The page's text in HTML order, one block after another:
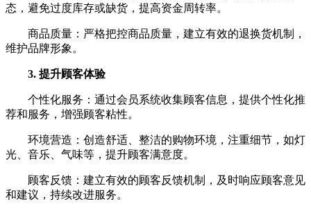
态，避免过度库存或缺货，提高资金周转率。
商品质量：严格把控商品质量，建立有效的退换货机制，
维护品牌形象。
3. 提升顾客体验
个性化服务：通过会员系统收集顾客信息，提供个性化推
荐和服务，增强顾客粘性。
环境营造：创造舒适、整洁的购物环境，注重细节，如灯
光、音乐、气味等，提升顾客满意度。
顾客反馈：建立有效的顾客反馈机制，及时响应顾客意见
和建议，持续改进服务。